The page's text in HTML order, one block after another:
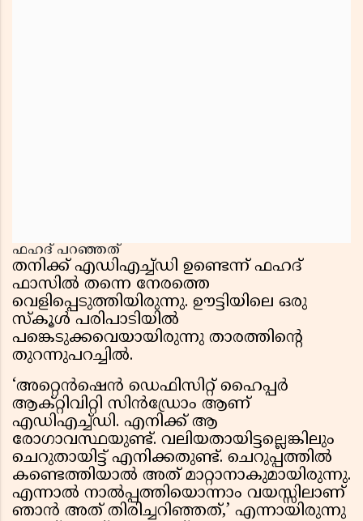
ഫഹദ് പറഞ്ഞത്
തനിക്ക് എഡിഎച്ച്ഡി ഉണ്ടെന്ന് ഫഹദ്
ഫാസിൽ തന്നെ നേരത്തെ
വെളിപ്പെടുത്തിയിരുന്നു. ഊട്ടിയിലെ ഒരു
സ്കൂൾ പരിപാടിയിൽ
പങ്കെടുക്കവെയായിരുന്നു താരത്തിന്റെ
തുറന്നുപറച്ചിൽ.
‘അറ്റെൻഷെൻ ഡെഫിസിറ്റ് ഹൈപ്പർ
ആക്റ്റിവിറ്റി സിൻഡ്രോം ആണ്
എഡിഎച്ച്ഡി. എനിക്ക് ആ
രോഗാവസ്ഥയുണ്ട്. വലിയതായിട്ടല്ലെങ്കിലും
ചെറുതായിട്ട് എനിക്കതുണ്ട്. ചെറുപ്പത്തിൽ
കണ്ടെത്തിയാൽ അത് മാറ്റാനാകുമായിരുന്നു.
എന്നാൽ നാൽപ്പത്തിയൊന്നാം വയസ്സിലാണ്
ഞാൻ അത് തിരിച്ചറിഞ്ഞത്,’ എന്നായിരുന്നു